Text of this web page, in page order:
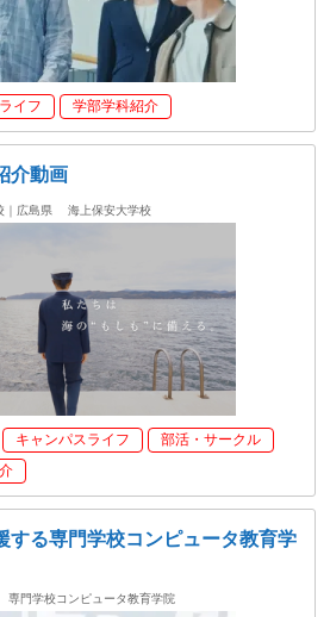
イフ 学部学科紹介
介動画
｜広島県 海上保安大学校
キャンパスライフ
部活・サークル
する専門学校コンピュータ教育学
専門学校コンピュータ教育学院